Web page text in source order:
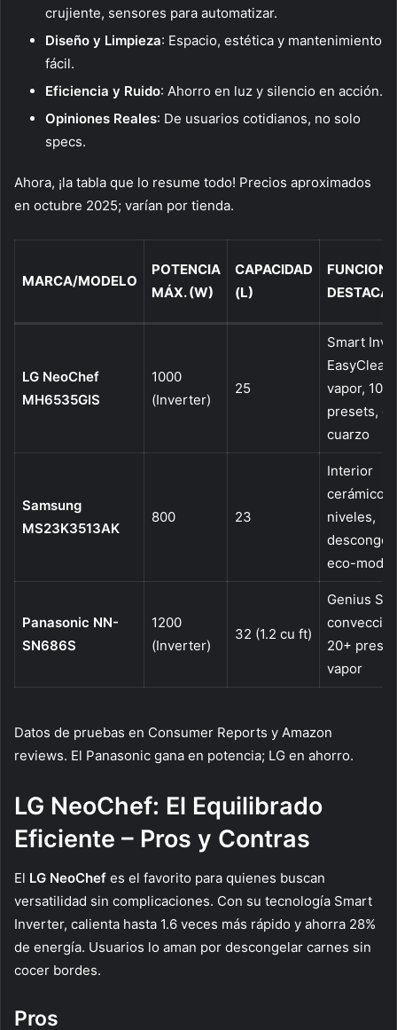
crujiente, sensores para automatizar.
Diseño y Limpieza: Espacio, estética y mantenimiento
fácil.
Eficiencia y Ruido: Ahorro en luz y silencio en acción.
Opiniones Reales: De usuarios cotidianos, no solo
specs.
Ahora, ¡la tabla que lo resume todo! Precios aproximados
en octubre 2025; varían por tienda.
MARCA/MODELO
POTENCIA
MÁX. (W)
CAPACIDAD
(L)
LG NeoChef
MH6535GIS
1000
(Inverter)
25
Smart
EasyClean
vapor, 10
presets,
cuarzo
Samsung
MS23K3513AK
800 23
Interior
cerámico,
niveles,
eco-mode
Panasonic NN-
SN686S
1200
(Inverter)
32 (1.2 cu ft)
Genius
20+
vapor
Datos de pruebas en Consumer Reports y Amazon
reviews. El Panasonic gana en potencia; LG en ahorro.
LG NeoChef: El Equilibrado
Eficiente – Pros y Contras
El LG NeoChef es el favorito para quienes buscan
versatilidad sin complicaciones. Con su tecnología Smart
Inverter, calienta hasta 1.6 veces más rápido y ahorra 28%
de energía. Usuarios lo aman por descongelar carnes sin
cocer bordes.
Pros